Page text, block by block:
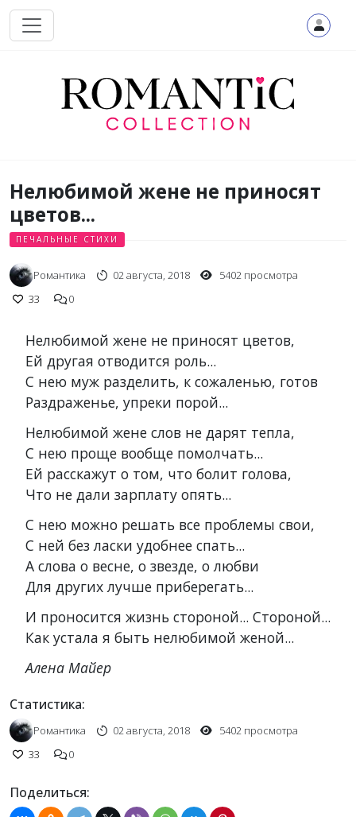
Перейти к основному содержанию
Нелюбимой жене не приносят
цветов...
ПЕЧАЛЬНЫЕ СТИХИ
Романтика 02 августа, 2018
5402 просмотра
33
0
Нелюбимой жене не приносят цветов,
Ей другая отводится роль...
С нею муж разделить, к сожаленью, готов
Раздраженье, упреки порой...
Нелюбимой жене слов не дарят тепла,
С нею проще вообще помолчать...
Ей расскажут о том, что болит голова,
Что не дали зарплату опять...
С нею можно решать все проблемы свои,
С ней без ласки удобнее спать...
А слова о весне, о звезде, о любви
Для других лучше приберегать...
И проносится жизнь стороной... Стороной...
Как устала я быть нелюбимой женой...
Алена Майер
Статистика:
Романтика 02 августа, 2018
5402 просмотра
33
0
Поделиться: